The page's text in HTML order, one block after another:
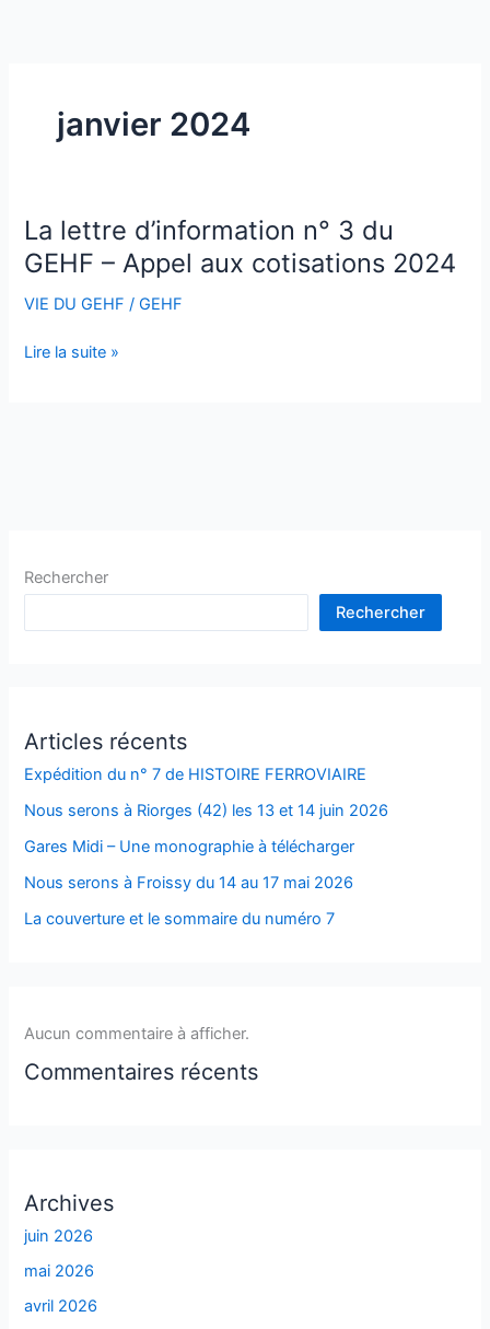
janvier 2024
La lettre d’information n° 3 du
GEHF – Appel aux cotisations 2024
VIE DU GEHF /GEHF
La
lettre
d’information
n°
du
Lire la suite »
Rechercher
Rechercher
Articles récents
Expédition du n° 7 de HISTOIRE FERROVIAIRE
Nous serons à Riorges (42) les 13 et 14 juin 2026
Gares Midi – Une monographie à télécharger
Nous serons à Froissy du 14 au 17 mai 2026
La couverture et le sommaire du numéro 7
Aucun commentaire à afficher.
Commentaires récents
Archives
juin 2026
mai 2026
avril 2026